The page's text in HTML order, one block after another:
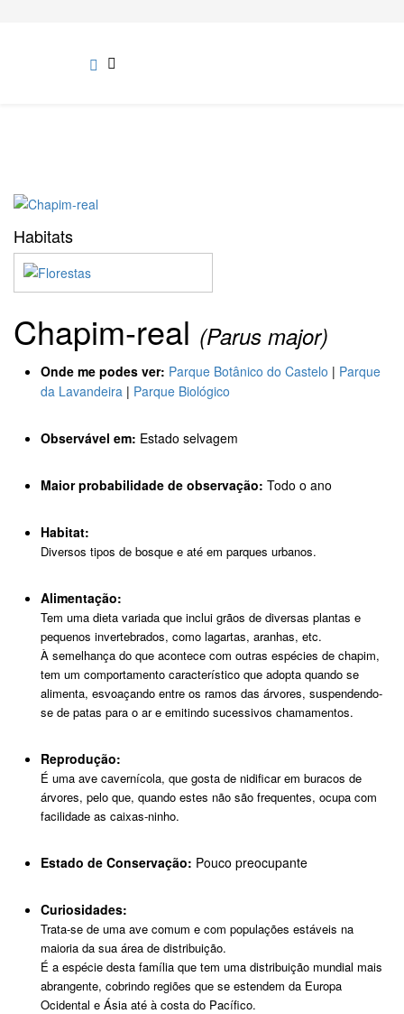
Habitats
Chapim-real (Parus major)
Onde me podes ver: Parque Botânico do Castelo | Parque
da Lavandeira | Parque Biológico
Observável em: Estado selvagem
Maior probabilidade de observação: Todo o ano
Habitat:
Diversos tipos de bosque e até em parques urbanos.
Alimentação:
Tem uma dieta variada que inclui grãos de diversas plantas e
pequenos invertebrados, como lagartas, aranhas, etc.
À semelhança do que acontece com outras espécies de chapim,
tem um comportamento característico que adopta quando se
alimenta, esvoaçando entre os ramos das árvores, suspendendo-
se de patas para o ar e emitindo sucessivos chamamentos.
Reprodução:
É uma ave cavernícola, que gosta de nidificar em buracos de
árvores, pelo que, quando estes não são frequentes, ocupa com
facilidade as caixas-ninho.
Estado de Conservação: Pouco preocupante
Curiosidades:
Trata-se de uma ave comum e com populações estáveis na
maioria da sua área de distribuição.
É a espécie desta família que tem uma distribuição mundial mais
abrangente, cobrindo regiões que se estendem da Europa
Ocidental e Ásia até à costa do Pacífico.